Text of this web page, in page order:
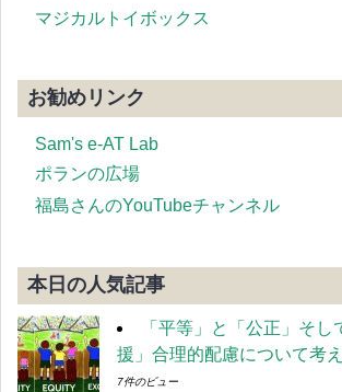
マジカルトイボックス
お勧めリンク
Sam's e-AT Lab
ポランの広場
福島さんのYouTubeチャンネル
本日の人気記事
「平等」と「公正」そし
援」合理的配慮について考
7件のビュー